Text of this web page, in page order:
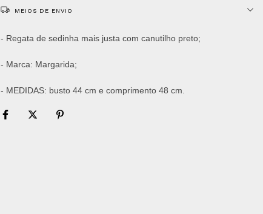
MEIOS DE ENVIO
- Regata de sedinha mais justa com canutilho preto;
- Marca: Margarida;
- MEDIDAS: busto 44 cm e comprimento 48 cm.